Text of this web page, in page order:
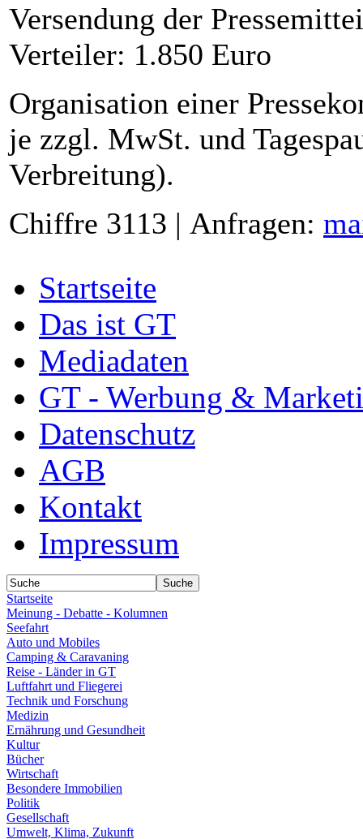
Versendung der
Verteiler: 1.850 Euro
Organisation einer
je zzgl. MwSt. und
Verbreitung).
Chiffre 3113 | Anfragen:
Startseite
Das ist GT
Mediadaten
GT - Werbung &
Datenschutz
AGB
Kontakt
Impressum
Startseite
Meinung - Debatte - Kolumnen
Seefahrt
Auto und Mobiles
Camping & Caravaning
Reise - Länder in GT
Luftfahrt und Fliegerei
Technik und Forschung
Medizin
Ernährung und Gesundheit
Kultur
Bücher
Wirtschaft
Besondere Immobilien
Politik
Gesellschaft
Umwelt, Klima, Zukunft